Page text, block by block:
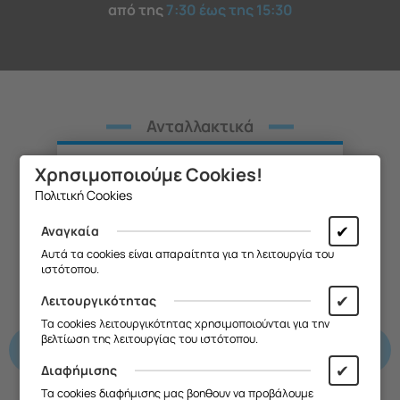
από της7:30 έως της 15:30
Ανταλλακτικά
Λοιπά προϊόντα συσκευής
Χρησιμοποιούμε Cookies!
Πολιτική Cookies
Αναγκαία ✔
Αυτά τα cookies είναι απαραίτητα για τη λειτουργία του
ιστότοπου.
Λειτουργικότητας ✔
Τα cookies λειτουργικότητας χρησιμοποιούνται για την
βελτίωση της λειτουργίας του ιστότοπου.
Διαφήμισης ✔
Τα cookies διαφήμισης μας βοηθουν να προβάλουμε
Θα θέλαμε να σας ενημερώσουμε ότι
κλειστή από13/08 έως και 18/08,
Σας ευχαριστούμε για την
κατανόηση και σας ευχόμαστε καλό
Θα θέλαμε να σας ενημερώσουμε ότι
η επιχείρησή μας θα παραμείνει